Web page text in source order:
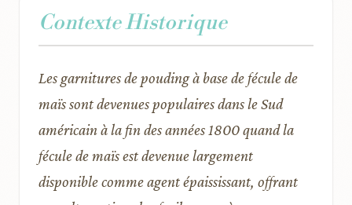
Contexte Historique
Les garnitures de pouding à base de fécule de
maïs sont devenues populaires dans le Sud
américain à la fin des années 1800 quand la
fécule de maïs est devenue largement
disponible comme agent épaississant, offrant